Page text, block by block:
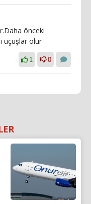
önceki
uçuşlar olur
1 0